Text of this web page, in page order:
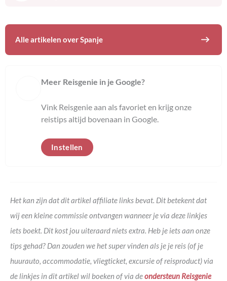
Alle artikelen overSpanje
Meer Reisgenie in je Google?
Vink Reisgenie aan als favoriet en krijg onze
reistips altijd bovenaan in Google.
Instellen
Het kan zijn dat dit artikel affiliate links bevat. Dit betekent dat
wij een kleine commissie ontvangen wanneer je via deze linkjes
iets boekt. Dit kost jou uiteraard niets extra. Heb je iets aan onze
tips gehad? Dan zouden we het super vinden als je je reis (of je
huurauto, accommodatie, vliegticket, excursie of reisproduct) via
de linkjes in dit artikel wil boeken of via deondersteun Reisgenie